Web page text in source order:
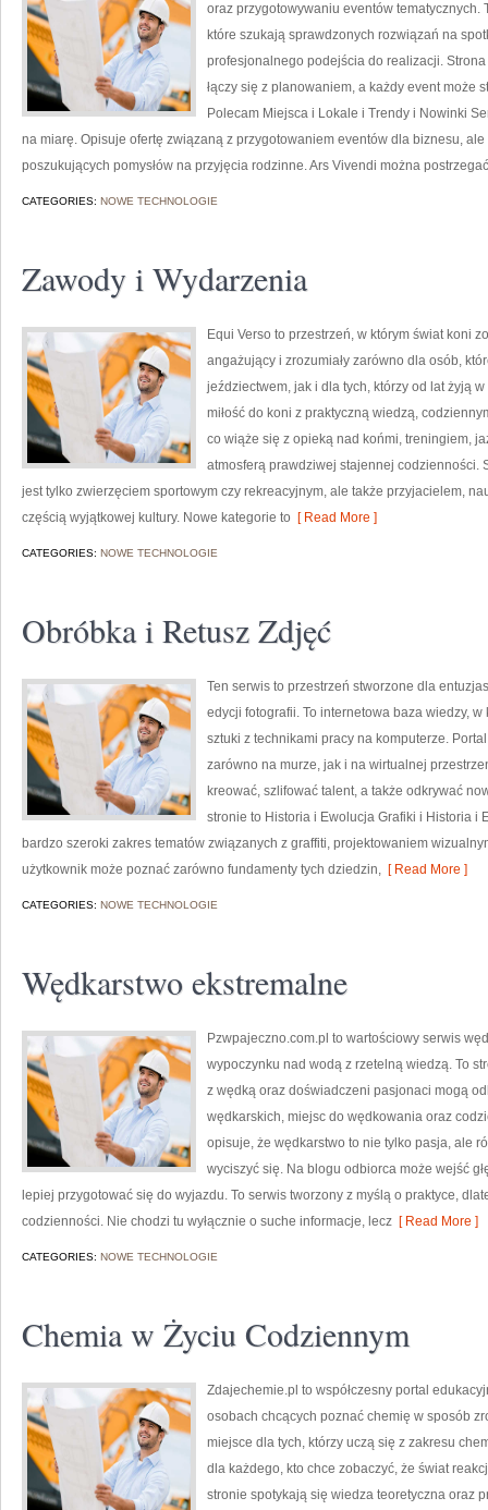
oraz przygotowywaniu eventów tematycznych.
które szukają sprawdzonych rozwiązań na
profesjonalnego podejścia do realizacji.
łączy się z planowaniem, a każdy event może
Polecam Miejsca i Lokale i Trendy i Nowinki
na miarę. Opisuje ofertę związaną z przygotowaniem eventów dla biznesu,
poszukujących pomysłów na przyjęcia rodzinne. Ars Vivendi można
CATEGORIES: NOWE TECHNOLOGIE
Zawody i Wydarzenia
Equi Verso to przestrzeń, w którym świat koni
angażujący i zrozumiały zarówno dla osób,
jeździectwem, jak i dla tych, którzy od lat żyją
miłość do koni z praktyczną wiedzą,
co wiąże się z opieką nad końmi, treningiem,
atmosferą prawdziwej stajennej codzienności.
jest tylko zwierzęciem sportowym czy rekreacyjnym, ale także przyjacielem,
częścią wyjątkowej kultury. Nowe kategorie to [ Read More ]
CATEGORIES: NOWE TECHNOLOGIE
Obróbka i Retusz Zdjęć
Ten serwis to przestrzeń stworzone dla
edycji fotografii. To internetowa baza wiedzy,
sztuki z technikami pracy na komputerze.
zarówno na murze, jak i na wirtualnej
kreować, szlifować talent, a także odkrywać
stronie to Historia i Ewolucja Grafiki i Historia i
bardzo szeroki zakres tematów związanych z graffiti, projektowaniem
użytkownik może poznać zarówno fundamenty tych dziedzin, [ Read More ]
CATEGORIES: NOWE TECHNOLOGIE
Wędkarstwo ekstremalne
Pzwpajeczno.com.pl to wartościowy serwis
wypoczynku nad wodą z rzetelną wiedzą. To
z wędką oraz doświadczeni pasjonaci mogą
wędkarskich, miejsc do wędkowania oraz
opisuje, że wędkarstwo to nie tylko pasja, ale
wyciszyć się. Na blogu odbiorca może wejść
lepiej przygotować się do wyjazdu. To serwis tworzony z myślą o praktyce,
codzienności. Nie chodzi tu wyłącznie o suche informacje, lecz [ Read More ]
CATEGORIES: NOWE TECHNOLOGIE
Chemia w Życiu Codziennym
Zdajechemie.pl to współczesny portal
osobach chcących poznać chemię w sposób
miejsce dla tych, którzy uczą się z zakresu
dla każdego, kto chce zobaczyć, że świat
stronie spotykają się wiedza teoretyczna oraz